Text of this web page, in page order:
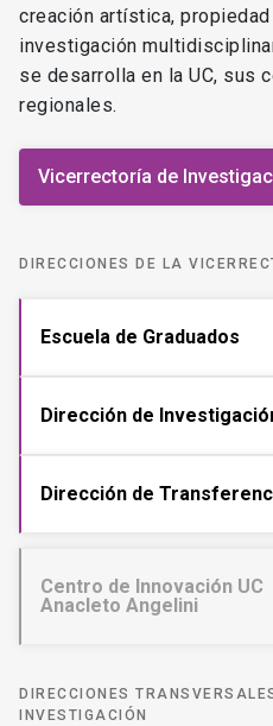
creación artística,
investigación
se desarrolla en la UC, sus
regionales.
Vicerrectoría de
DIRECCIONES DE LA
Escuela de Graduados
Dirección de
Dirección de
Centro de Innovación UC
Anacleto Angelini
DIRECCIONES
INVESTIGACIÓN